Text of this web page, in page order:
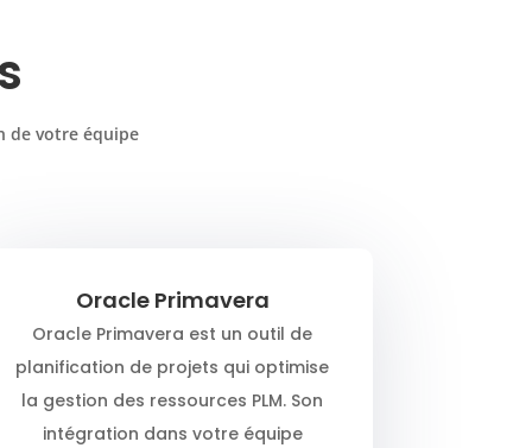
de votre équipe
Oracle Primavera
Oracle Primavera est un outil de
planification de projets qui optimise
la gestion des ressources PLM. Son
intégration dans votre équipe